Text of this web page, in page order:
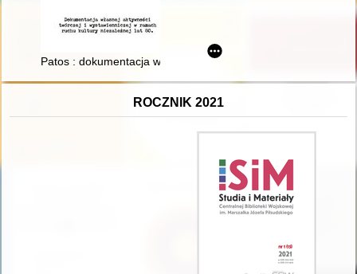
Patos : dokumentacja własnej aktywności twórczej i
ROCZNIK 2021